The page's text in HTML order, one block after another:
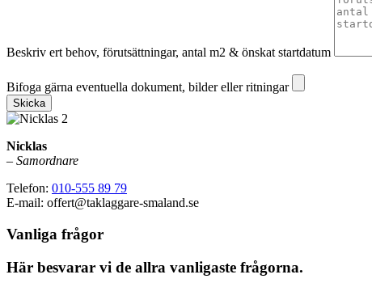
Beskriv ert behov, förutsättningar, antal m2 & önskat startdatum
Bifoga gärna eventuella dokument, bilder eller ritningar
Skicka
Nicklas
– Samordnare
Telefon: 010-555 89 79
E-mail: offert@taklaggare-smaland.se
Vanliga frågor
Här besvarar vi de allra vanligaste frågorna.